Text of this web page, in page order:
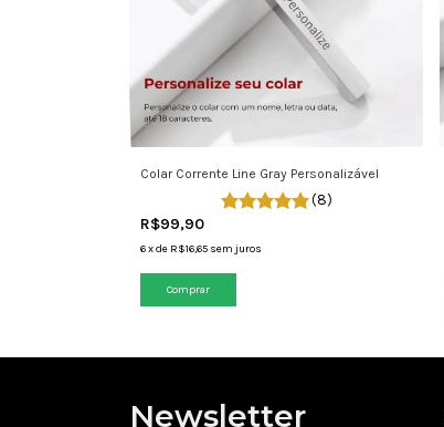
Colar Corrente Line Gray Personalizável
(8)
R$99,90
6xde R$16,65 sem juros
Newsletter